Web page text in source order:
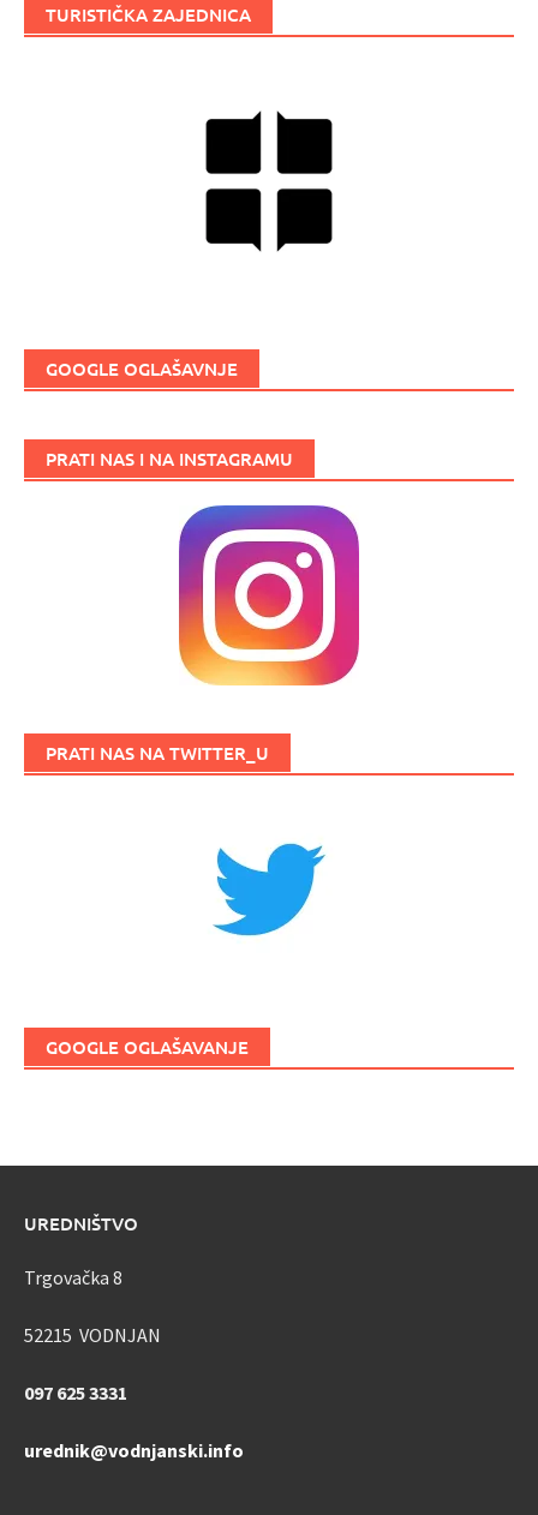
TURISTIČKA ZAJEDNICA
GOOGLE OGLAŠAVNJE
PRATI NAS I NA INSTAGRAMU
PRATI NAS NA TWITTER_U
GOOGLE OGLAŠAVANJE
UREDNIŠTVO
Trgovačka 8
52215 VODNJAN
097 625 3331
urednik@vodnjanski.info